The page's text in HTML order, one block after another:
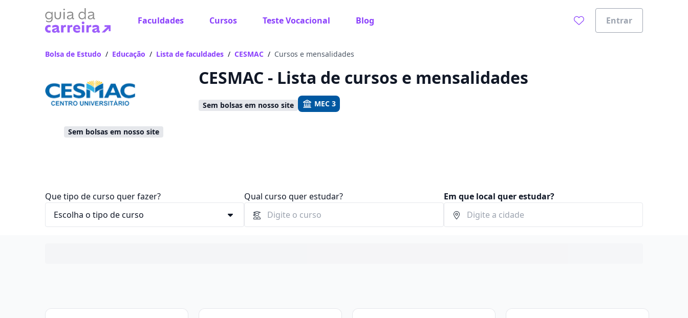
Faculdades Cursos Teste Vocacional Blog Entrar
Vamos te guiar no caminho ideal para seus estudos
Bolsa de Estudo / Educação / Lista de faculdades / CESMAC / Cursos e mensalidades
Sem bolsas em nosso site
CESMAC - Lista de cursos e mensalidades
Sem bolsas em nosso site MEC 3
Que tipo de curso quer fazer? Qual curso quer estudar? Em que local quer estudar?